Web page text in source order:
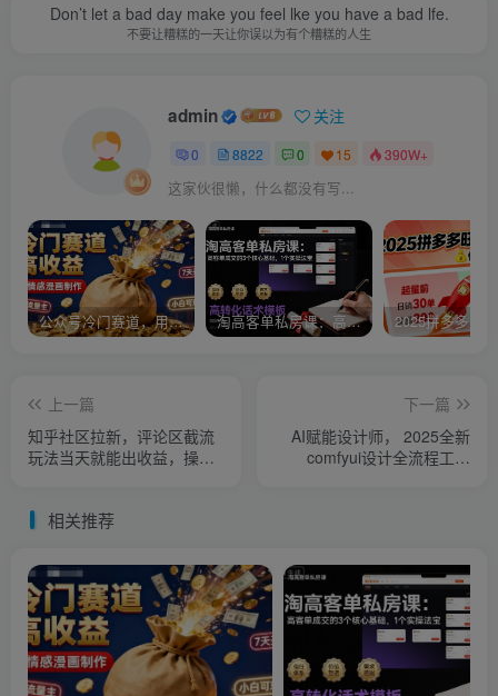
Don’t let a bad day make you feel lke you have a bad lfe.
不要让糟糕的一天让你误以为有个糟糕的人生
admin 关注
0 8822 0 15 390W+
这家伙很懒，什么都没有写...
公众号冷门赛道，用AI做情感漫画，7天开通流量主，操作简单，小白可玩 淘高客单私房课：高客单成交的3个核心基础，1个实操法宝
上一篇
知乎社区拉新，评论区截流
玩法当天就能出收益，操作
下一篇
AI赋能设计师， 2025全新
comfyui设计全流程工作
相关推荐